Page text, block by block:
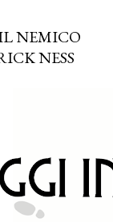
NEMICO
NESS